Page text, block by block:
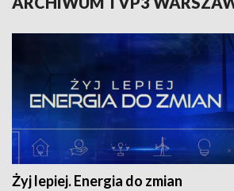
Żyj lepiej. Energia do zmian